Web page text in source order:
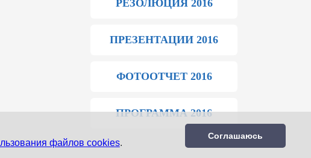
файлов cookies.
Соглашаюсь
РЕЗОЛЮЦИЯ 2016
ПРЕЗЕНТАЦИИ 2016
ФОТООТЧЕТ 2016
ПРОГРАММА 2016